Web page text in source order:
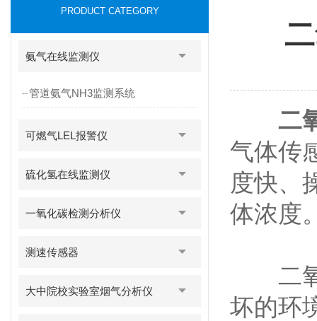
PRODUCT CATEGORY
氨气在线监测仪
管道氨气NH3监测系统
可燃气LEL报警仪
硫化氢在线监测仪
一氧化碳检测分析仪
测速传感器
大中院校实验室烟气分析仪
二
气体传
度快、
体浓度
二氧
坏的环